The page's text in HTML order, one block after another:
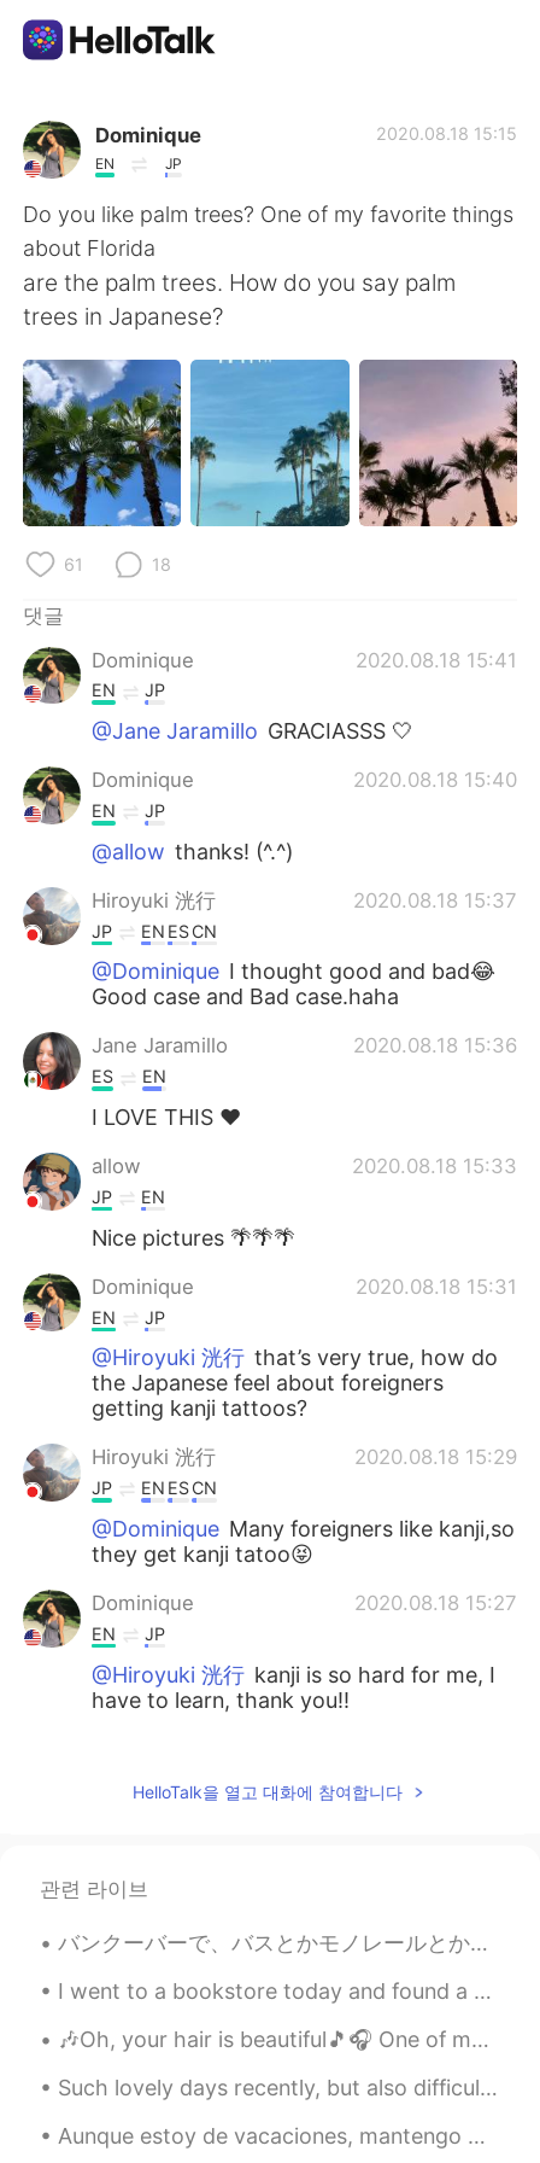
언어 교환 앱
AI Grammar Checker
한국어
English 简体中文
繁體中文 Español
العربية Français
Deutsch
Русский
Indonesia
Türkçe Tiếng Việt
Português
Dominique
EN JP
2020.08.18 15:15
Do you like palm trees? One of my favorite things
about Florida
are the palm trees. How do you say palm
trees in Japanese?
61 18
댓글
Dominique
2020.08.18 15:41
EN JP
@Jane Jaramillo GRACIASSS 🤍
Dominique 2020.08.18 15:40
EN JP
@allow thanks! (^.^)
Hiroyuki 洸行 2020.08.18 15:37
JP EN ESCN
@Dominique I thought good and bad😂
Good case and Bad case.haha
Jane Jaramillo 2020.08.18 15:36
ES EN
I LOVE THIS ❤️
allow 2020.08.18 15:33
JP EN
Nice pictures 🌴🌴🌴
Dominique 2020.08.18 15:31
EN JP
@Hiroyuki 洸行 that’s very true, how do
the Japanese feel about foreigners
getting kanji tattoos?
Hiroyuki 洸行 2020.08.18 15:29
JP EN ESCN
@Dominique Many foreigners like kanji,so
they get kanji tatoo😝
Dominique 2020.08.18 15:27
EN JP
@Hiroyuki 洸行 kanji is so hard for me, I
have to learn, thank you!!
EN JP
@Ryujiyes they are very peaceful :)
Dominique 2020.08.18 15:25
@Souta
EN JP
HelloTalk을 열고 대화에 참여합니다
관련 라이브
バンクーバーで、バスとかモノレールとか乗ったら知らない人がよく声かける、いきなり会話する。ふつうの優しい人ならぜんぜんいいけど、ダウンタウンで酔っぱらいとか薬やってる人とかに声かけられたら話した...
I went to a bookstore today and found a new manga! The artwork is very beautiful, it is what cau...
🎶Oh, your hair is beautiful🎵🎧 One of my favorite bands as a teenager was “Blondie”... and I stil...
Such lovely days recently, but also difficult times ahead. このような素敵な日は最近だけでなく、困難な時代が先にあります。 Times...
Aunque estoy de vacaciones, mantengo mi compromiso con el gimnasio. Necesito mantener mi físico ...